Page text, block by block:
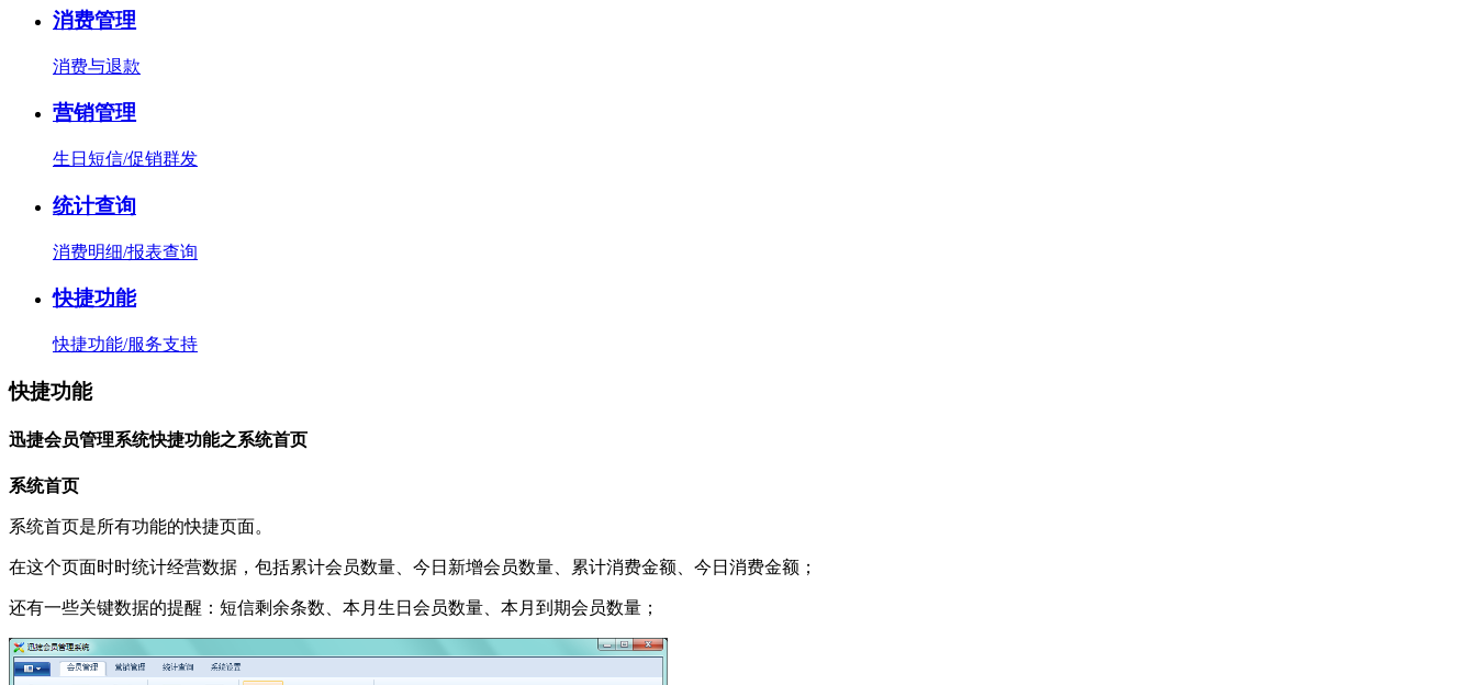
消费管理
消费与退款
营销管理
生日短信/促销群发
统计查询
消费明细/报表查询
快捷功能
快捷功能/服务支持
快捷功能
迅捷会员管理系统快捷功能之系统首页
系统首页
系统首页是所有功能的快捷页面。
在这个页面时时统计经营数据，包括累计会员数量、今日新增会员数量、累计消费金额、今日消费金额；
还有一些关键数据的提醒：短信剩余条数、本月生日会员数量、本月到期会员数量；